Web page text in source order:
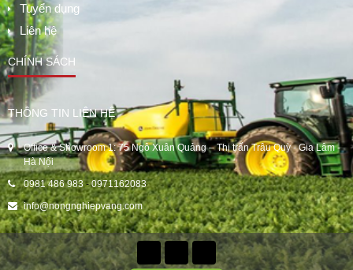
Tuyển dụng
Liên hệ
CHÍNH SÁCH
THÔNG TIN LIÊN HỆ
Office & Showroom 1: 75 Ngô Xuân Quảng – Thị trấn Trâu Quỳ - Gia Lâm -
Hà Nội
0981 486 983-0971162083
info@nongnghiepvang.com